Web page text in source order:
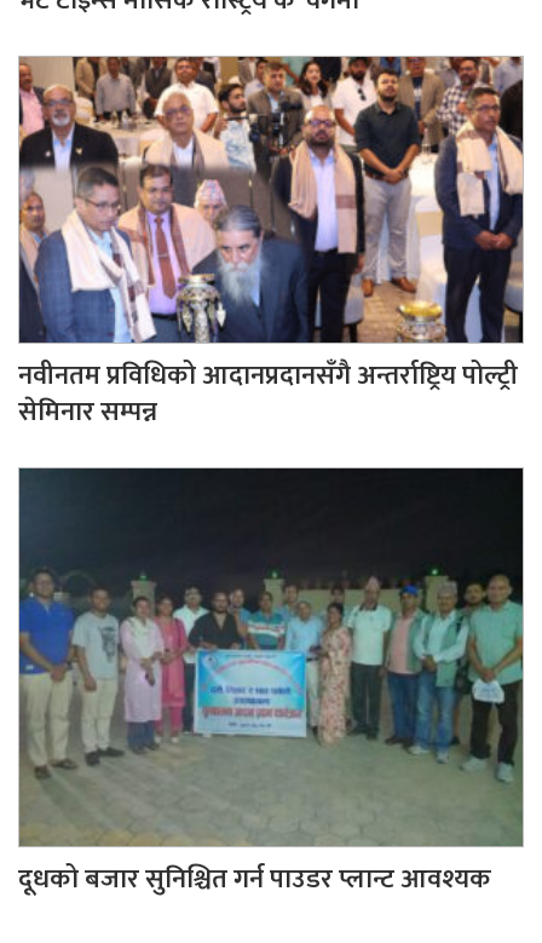
नवीनतम प्रविधिको आदानप्रदानसँगै अन्तर्राष्ट्रिय पोल्ट्री
सेमिनार सम्पन्न
दूधको बजार सुनिश्चित गर्न पाउडर प्लान्ट आवश्यक